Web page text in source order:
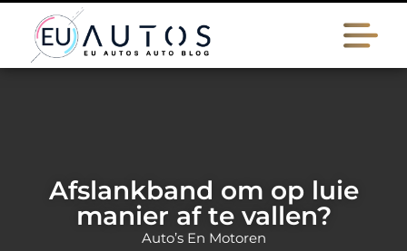
Afslankband om op luie
manier af te vallen?
Auto’s En Motoren